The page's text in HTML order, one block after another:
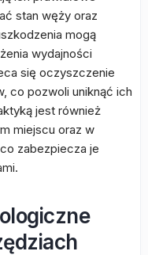
stan węży oraz
mogą
wydajności
się oczyszczenie
co pozwoli uniknąć ich
jest również
miejscu oraz w
zabezpiecza je